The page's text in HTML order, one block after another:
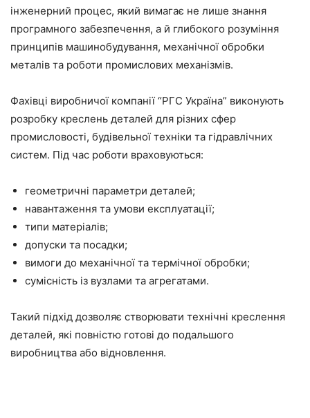
інженерний процес, який вимагає не лише знання
програмного забезпечення, а й глибокого розуміння
принципів машинобудування, механічної обробки
металів та роботи промислових механізмів.
Фахівці виробничої компанії “РГС Україна” виконують
розробку креслень деталей для різних сфер
промисловості, будівельної техніки та гідравлічних
систем. Під час роботи враховуються:
геометричні параметри деталей;
навантаження та умови експлуатації;
типи матеріалів;
допуски та посадки;
вимоги до механічної та термічної обробки;
сумісність із вузлами та агрегатами.
Такий підхід дозволяє створювати технічні креслення
деталей, які повністю готові до подальшого
виробництва або відновлення.